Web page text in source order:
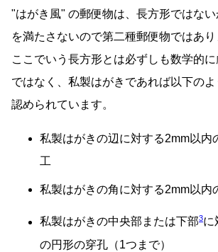
はがき風 の郵便物は、長方形ではな
を満たさないので第二種郵便物ではあり
ここでいう長方形とは必ずしも数学的
ではなく、私製はがきであれば以下の
認められています。
私製はがきの辺に対する2mm以内
工
私製はがきの角に対する2mm以内
私製はがきの中央部または下部3に
の円形の穿孔（1つまで）